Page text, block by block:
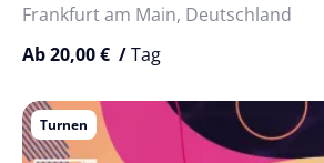
Frankfurt am Main, Deutschland
Ab 20,00 € /Tag
Turnen